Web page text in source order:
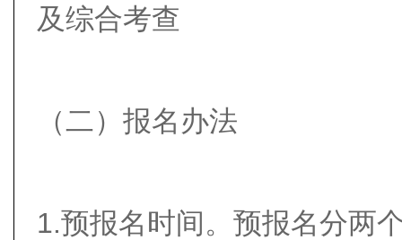
及综合考查
（二）报名办法
1.预报名时间。预报名分两